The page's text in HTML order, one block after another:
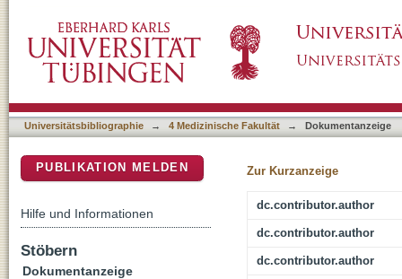
Derived Mesenchymal Stromal Cells
Universitätsbibliographie → 4 Medizinische Fakultät → Dokumentanzeige
Zur Kurzanzeige
dc.contributor.author
dc.contributor.author
dc.contributor.author
PUBLIKATION MELDEN
Hilfe und Informationen
Stöbern
Dokumentanzeige